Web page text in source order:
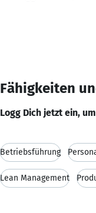
Fähigkeiten
Logg Dich jetzt ein,
Betriebsführung
Lean Management